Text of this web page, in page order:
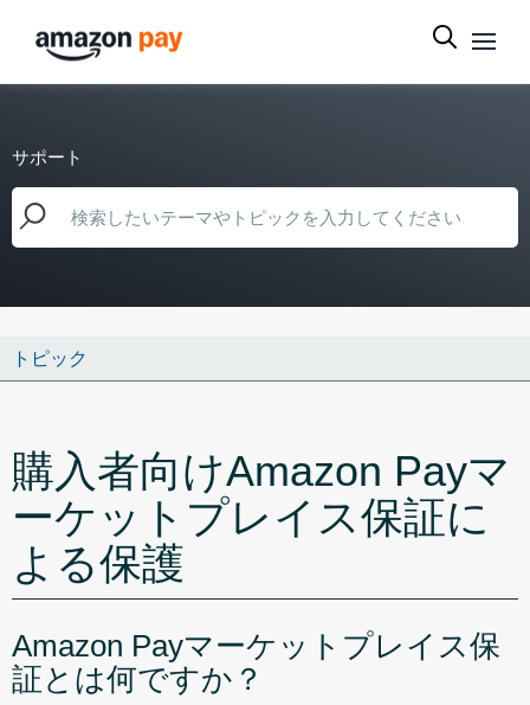
サポート
トピック
購入者向けAmazon Payマ
ーケットプレイス保証に
よる保護
Amazon Payマーケットプレイス保
証とは何ですか？